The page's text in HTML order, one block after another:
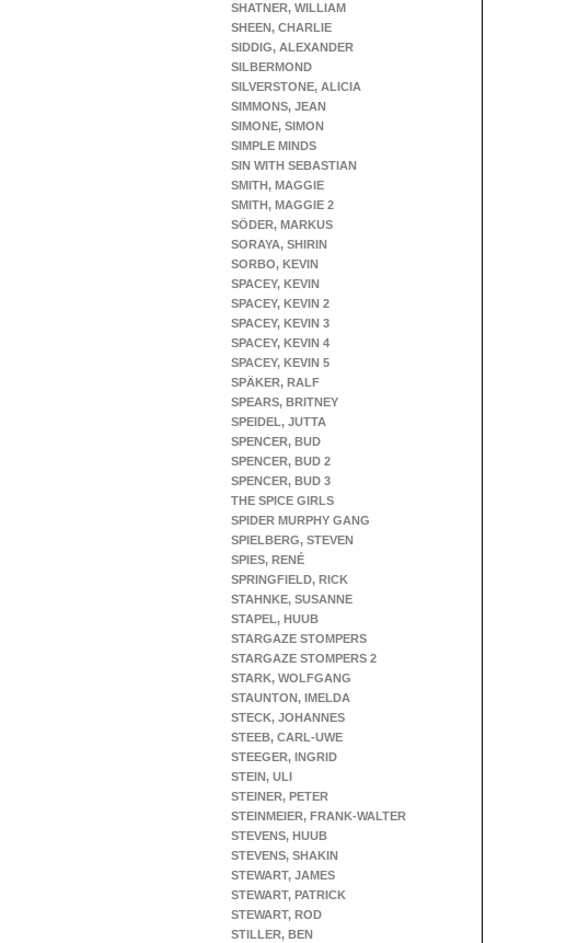
SHATNER, WILLIAM
SHEEN, CHARLIE
SIDDIG, ALEXANDER
SILBERMOND
SILVERSTONE, ALICIA
SIMMONS, JEAN
SIMONE, SIMON
SIMPLE MINDS
SIN WITH SEBASTIAN
SMITH, MAGGIE
SMITH, MAGGIE 2
SÖDER, MARKUS
SORAYA, SHIRIN
SORBO, KEVIN
SPACEY, KEVIN
SPACEY, KEVIN 2
SPACEY, KEVIN 3
SPACEY, KEVIN 4
SPACEY, KEVIN 5
SPÄKER, RALF
SPEARS, BRITNEY
SPEIDEL, JUTTA
SPENCER, BUD
SPENCER, BUD 2
SPENCER, BUD 3
THE SPICE GIRLS
SPIDER MURPHY GANG
SPIELBERG, STEVEN
SPIES, RENÉ
SPRINGFIELD, RICK
STAHNKE, SUSANNE
STAPEL, HUUB
STARGAZE STOMPERS
STARGAZE STOMPERS 2
STARK, WOLFGANG
STAUNTON, IMELDA
STECK, JOHANNES
STEEB, CARL-UWE
STEEGER, INGRID
STEIN, ULI
STEINER, PETER
STEINMEIER, FRANK-WALTER
STEVENS, HUUB
STEVENS, SHAKIN
STEWART, JAMES
STEWART, PATRICK
STEWART, ROD
STILLER, BEN